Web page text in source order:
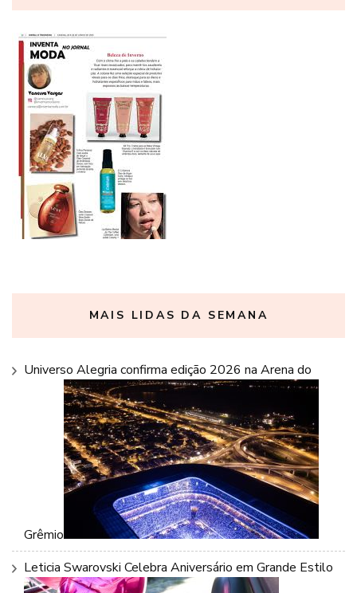
MAIS LIDAS DA SEMANA
Universo Alegria confirma edição 2026 na Arena do
Grêmio
Leticia Swarovski Celebra Aniversário em Grande Estilo